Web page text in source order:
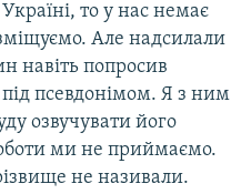
то у нас немає
Але надсилали
навіть попросив
псевдонімом. Я з ним
озвучувати його
ми не приймаємо.
не називали.